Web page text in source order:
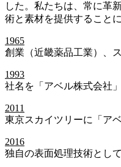
した。私たちは、常に革
術と素材を提供すること
1965
創業（近畿薬品工業）、
1993
社名を「アベル株式会社
2011
東京スカイツリーに「ア
2016
独自の表面処理技術とし